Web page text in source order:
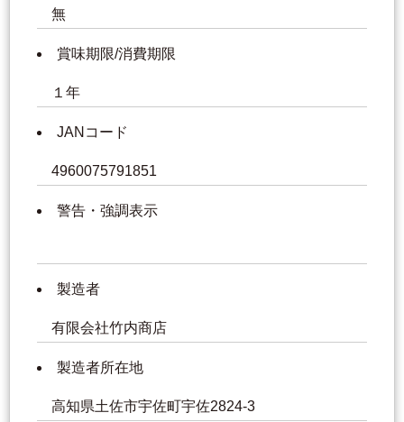
無
賞味期限/消費期限
１年
JANコード
4960075791851
警告・強調表示
製造者
有限会社竹内商店
製造者所在地
高知県土佐市宇佐町宇佐2824-3